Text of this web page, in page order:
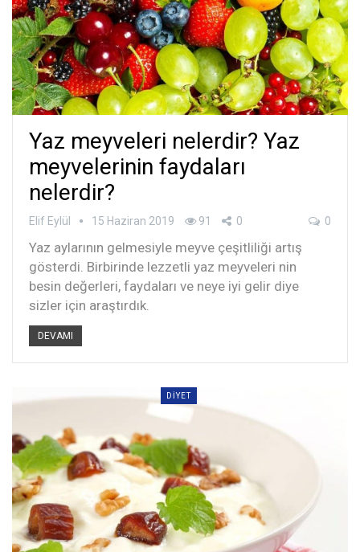
Yaz meyveleri nelerdir? Yaz
meyvelerinin faydaları
nelerdir?
Elif Eylül 15 Haziran 2019 91 0 0
Yaz aylarının gelmesiyle meyve çeşitliliği artış
gösterdi. Birbirinde lezzetli yaz meyveleri nin
besin değerleri, faydaları ve neye iyi gelir diye
sizler için araştırdık.
DEVAMI
DIYET